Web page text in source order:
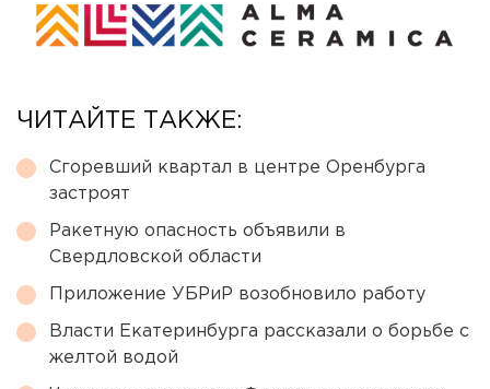
ЧИТАЙТЕ ТАКЖЕ:
Сгоревший квартал в центре Оренбурга
застроят
Ракетную опасность объявили в
Свердловской области
Приложение УБРиР возобновило работу
Власти Екатеринбурга рассказали о борьбе с
желтой водой